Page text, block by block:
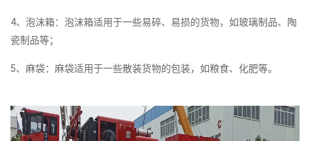
4、泡沫箱：泡沫箱适用于一些易碎、易损的货物，如玻璃制品、陶
瓷制品等；
5、麻袋：麻袋适用于一些散装货物的包装，如粮食、化肥等。